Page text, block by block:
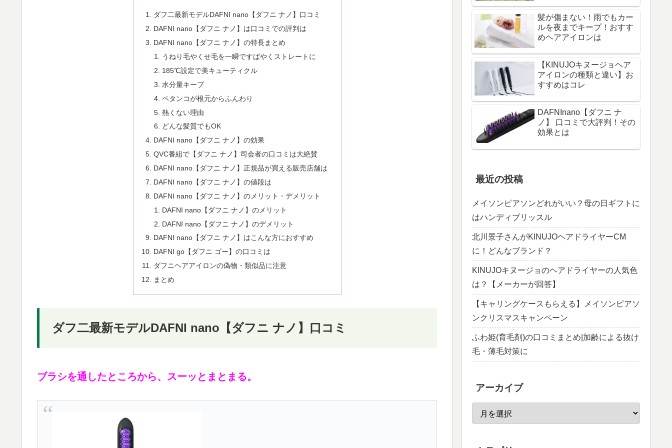
ダフ二最新モデルDAFNI nano【ダフニ ナノ】口コミ
DAFNI nano【ダフニ ナノ】は口コミでの評判は
DAFNI nano【ダフニ ナノ】の特長まとめ
うねり毛やくせ毛を一瞬ですばやくストレートに
185℃設定で美キューティクル
水分量キープ
ペタンコが根元からふんわり
熱くない理由
どんな髪質でもOK
DAFNI nano【ダフニ ナノ】の効果
QVC番組で【ダフニ ナノ】司会者の口コミは大絶賛
DAFNI nano【ダフニ ナノ】正規品が買える販売店舗は
DAFNI nano【ダフニ ナノ】の値段は
DAFNI nano【ダフニ ナノ】のメリット・デメリット
DAFNI nano【ダフニ ナノ】のメリット
DAFNI nano【ダフニ ナノ】のデメリット
DAFNI nano【ダフニ ナノ】はこんな方におすすめ
DAFNI go【ダフニ ゴー】の口コミは
ダフニヘアアイロンの偽物・類似品に注意
まとめ
ダフ二最新モデルDAFNI nano【ダフニ ナノ】口コミ
ブラシを通したところから、スーッとまとまる。
髪が傷まない！雨でもカー
ルを夜までキープ！おすす
めヘアアイロンは
【KINUJOキヌージョヘア
アイロンの種類と違い】お
すすめはコレ
DAFNInano【ダフニ ナ
ノ】 口コミで大評判！その
効果とは
最近の投稿
メイソンピアソンどれがいい？母の日ギフトに
はハンディブリッスル
北川景子さんがKINUJOヘアドライヤーCM
に！どんなブランド？
KINUJOキヌージョのヘアドライヤーの人気色
は？【メーカーが回答】
【キャリングケースもらえる】メイソンピアソ
ンクリスマスキャンペーン
ふわ姫(育毛剤)の口コミまとめ|加齢による抜け
毛・薄毛対策に
アーカイブ